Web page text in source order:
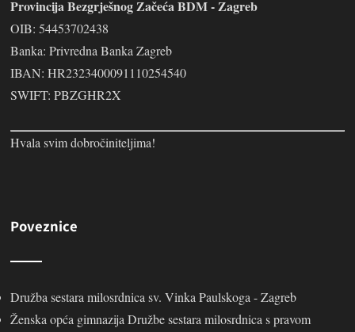
Provincija Bezgrješnog Začeća BDM - Zagreb
OIB: 54453702438
Banka: Privredna Banka Zagreb
IBAN: HR2323400091110254540
SWIFT: PBZGHR2X
Hvala svim dobročiniteljima!
Poveznice
Družba sestara milosrdnica sv. Vinka Paulskoga - Zagreb
Ženska opća gimnazija Družbe sestara milosrdnica s pravom